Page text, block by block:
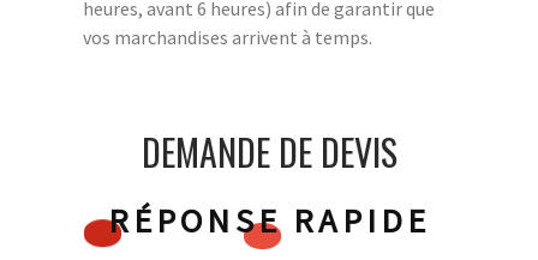
heures, avant 6 heures) afin de garantir que
vos marchandises arrivent à temps.
DEMANDE DE DEVIS
RÉPONSE RAPIDE